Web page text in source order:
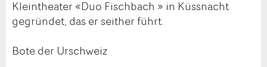
Kleintheater «Duo Fischbach » in Küssnacht
gegründet, das er seither führt.
Bote der Urschweiz